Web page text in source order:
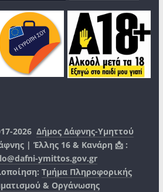
2026Δήμος Δάφνης-Υμηττού
| Έλλης 16 & Κανάρη 📩 :
ymittos.gov.gr
Τμήμα Πληροφορικής
& Οργάνωσης